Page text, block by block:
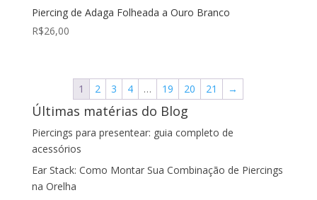
Piercing de Adaga Folheada a Ouro Branco
R$26,00
1 2 3 4 … 19 20 21 →
Últimas matérias do Blog
Piercings para presentear: guia completo de
acessórios
Ear Stack: Como Montar Sua Combinação de Piercings
na Orelha